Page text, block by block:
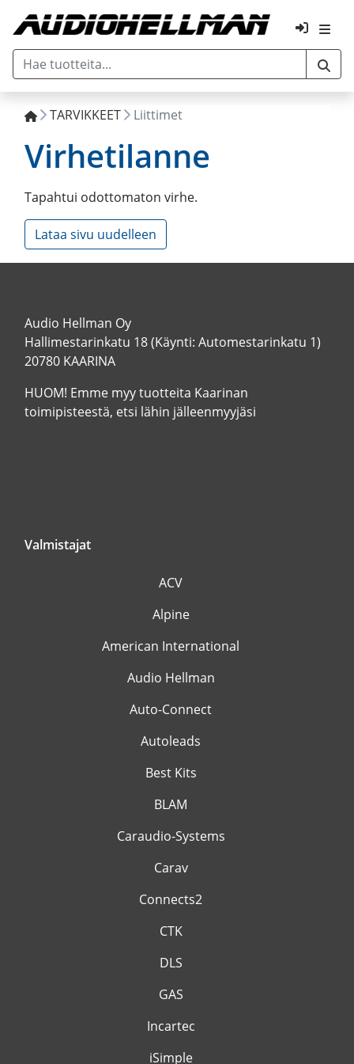
TARVIKKEET Liittimet
Virhetilanne
Tapahtui odottomaton virhe.
Lataa sivu uudelleen
Audio Hellman Oy
Hallimestarinkatu 18 (Käynti: Automestarinkatu 1)
20780 KAARINA
HUOM! Emme myy tuotteita Kaarinan
toimipisteestä, etsi lähin jälleenmyyjäsi
Valmistajat
ACV
Alpine
American International
Audio Hellman
Auto-Connect
Autoleads
Best Kits
BLAM
Caraudio-Systems
Carav
Connects2
CTK
DLS
GAS
Incartec
iSimple